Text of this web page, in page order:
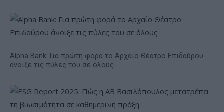
Alpha Bank: Για πρώτη φορά το Αρχαίο Θέατρο Επιδαύρου
άνοιξε τις πύλες του σε όλους